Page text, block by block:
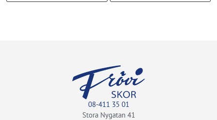
08-411 35 01
Stora Nygatan 41